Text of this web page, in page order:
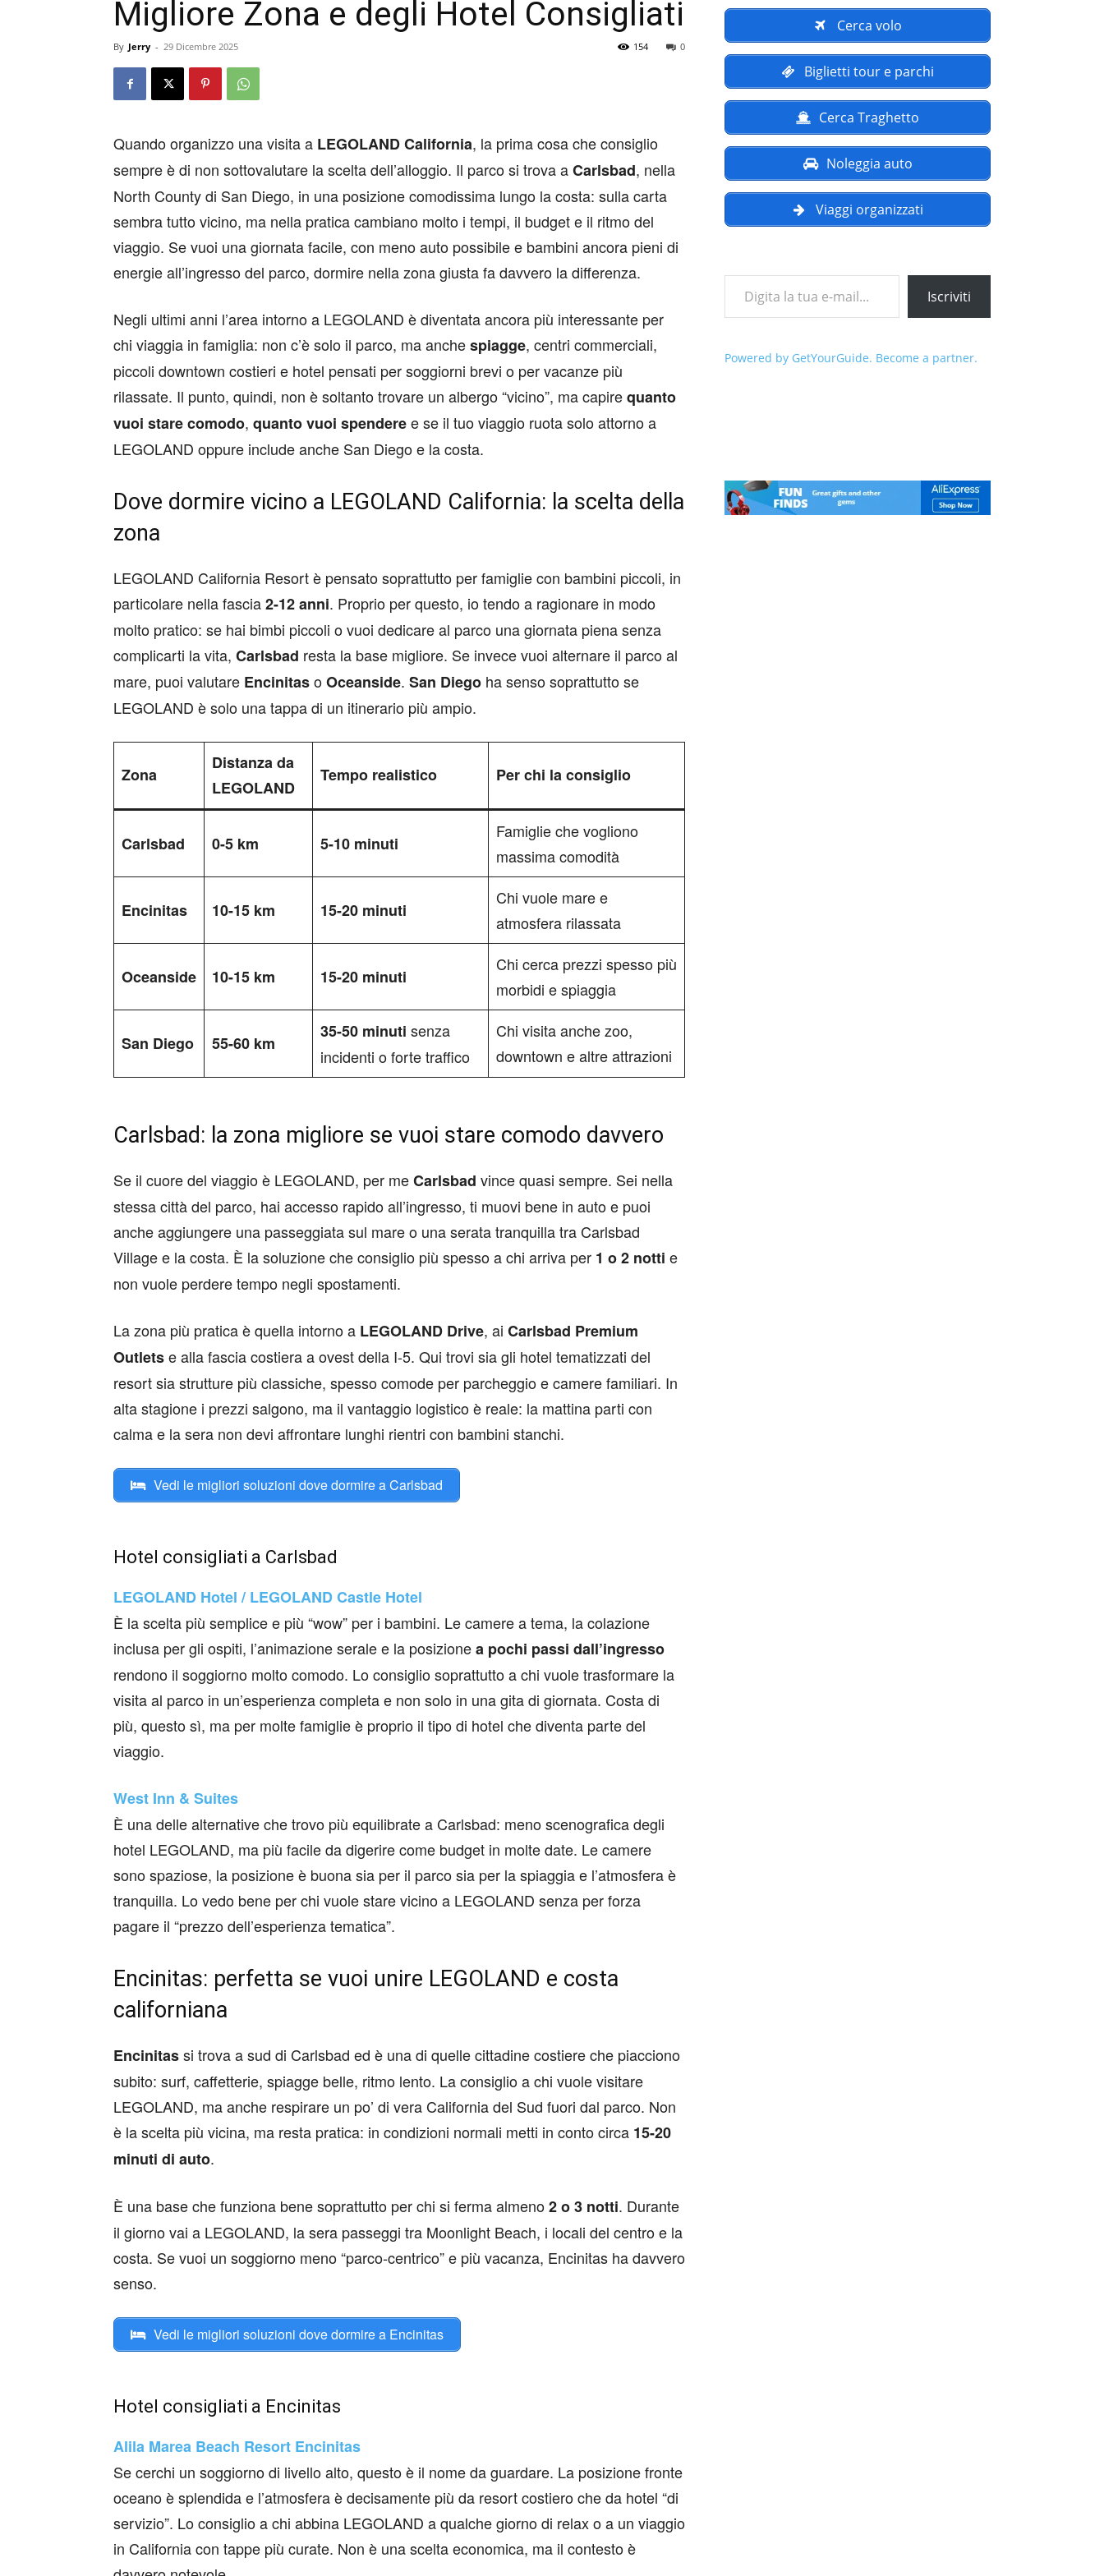
.EU
Migliore Zona e degli Hotel Consigliati
By Jerry - 29 Dicembre 2025 0
154
Quando organizzo una visita a LEGOLAND California, la prima cosa che consiglio
sempre è di non sottovalutare la scelta dell’alloggio. Il parco si trova aCarlsbad, nella
North County di San Diego, in una posizione comodissima lungo la costa: sulla carta
sembra tutto vicino, ma nella pratica cambiano molto i tempi, il budget e il ritmo del
viaggio. Se vuoi una giornata facile, con meno auto possibile e bambini ancora pieni di
energie all’ingresso del parco, dormire nella zona giusta fa davvero la differenza.
Negli ultimi anni l’area intorno a LEGOLAND è diventata ancora più interessante per
chi viaggia in famiglia: non c’è solo il parco, ma anchespiagge, centri commerciali,
piccoli downtown costieri e hotel pensati per soggiorni brevi o per vacanze più
rilassate. Il punto, quindi, non è soltanto trovare un albergo “vicino”, ma capirequanto
vuoi stare comodo, quanto vuoi spenderee se il tuo viaggio ruota solo attorno a
LEGOLAND oppure include anche San Diego e la costa.
Dove dormire vicino a LEGOLAND California: la scelta della
zona
LEGOLAND California Resort è pensato soprattutto per famiglie con bambini piccoli, in
particolare nella fascia2-12 anni. Proprio per questo, io tendo a ragionare in modo
molto pratico: se hai bimbi piccoli o vuoi dedicare al parco una giornata piena senza
complicarti la vita, Carlsbad resta la base migliore. Se invece vuoi alternare il parco al
mare, puoi valutare EncinitasoOceanside. San Diego ha senso soprattutto se
LEGOLAND è solo una tappa di un itinerario più ampio.
Zona
Distanza da
LEGOLAND
Tempo realistico Per chi la consiglio
Carlsbad 0-5 km 5-10 minuti
Famiglie che vogliono
massima comodità
Encinitas 10-15 km 15-20 minuti
Chi vuole mare e
atmosfera rilassata
Oceanside 10-15 km 15-20 minuti
Chi cerca prezzi spesso più
morbidi e spiaggia
San Diego 55-60 km
35-50 minuti senza
incidenti o forte traffico
Chi visita anche zoo,
downtown e altre attrazioni
Carlsbad: la zona migliore se vuoi stare comodo davvero
Se il cuore del viaggio è LEGOLAND, per meCarlsbad vince quasi sempre. Sei nella
stessa città del parco, hai accesso rapido all’ingresso, ti muovi bene in auto e puoi
anche aggiungere una passeggiata sul mare o una serata tranquilla tra Carlsbad
Village e la costa. È la soluzione che consiglio più spesso a chi arriva per 1 o 2 notti e
non vuole perdere tempo negli spostamenti.
La zona più pratica è quella intorno a LEGOLAND Drive, ai Carlsbad Premium
Outletse alla fascia costiera a ovest della I-5. Qui trovi sia gli hotel tematizzati del
resort sia strutture più classiche, spesso comode per parcheggio e camere familiari. In
alta stagione i prezzi salgono, ma il vantaggio logistico è reale: la mattina parti con
calma e la sera non devi affrontare lunghi rientri con bambini stanchi.
Vedi le migliori soluzioni dove dormire a Carlsbad
Hotel consigliati a Carlsbad
LEGOLAND Hotel / LEGOLAND Castle Hotel
È la scelta più semplice e più “wow” per i bambini. Le camere a tema, la colazione
inclusa per gli ospiti, l’animazione serale e la posizionea pochi passi dall’ingresso
rendono il soggiorno molto comodo. Lo consiglio soprattutto a chi vuole trasformare la
visita al parco in un’esperienza completa e non solo in una gita di giornata. Costa di
più, questo sì, ma per molte famiglie è proprio il tipo di hotel che diventa parte del
viaggio.
West Inn & Suites
È una delle alternative che trovo più equilibrate a Carlsbad: meno scenografica degli
hotel LEGOLAND, ma più facile da digerire come budget in molte date. Le camere
sono spaziose, la posizione è buona sia per il parco sia per la spiaggia e l’atmosfera è
tranquilla. Lo vedo bene per chi vuole stare vicino a LEGOLAND senza per forza
pagare il “prezzo dell’esperienza tematica”.
Encinitas: perfetta se vuoi unire LEGOLAND e costa
californiana
Encinitassi trova a sud di Carlsbad ed è una di quelle cittadine costiere che piacciono
subito: surf, caffetterie, spiagge belle, ritmo lento. La consiglio a chi vuole visitare
LEGOLAND, ma anche respirare un po’ di vera California del Sud fuori dal parco. Non
è la scelta più vicina, ma resta pratica: in condizioni normali metti in conto circa 15-20
minuti di auto.
È una base che funziona bene soprattutto per chi si ferma almeno2 o 3 notti. Durante
il giorno vai a LEGOLAND, la sera passeggi tra Moonlight Beach, i locali del centro e la
costa. Se vuoi un soggiorno meno “parco-centrico” e più vacanza, Encinitas ha davvero
senso.
Vedi le migliori soluzioni dove dormire a Encinitas
Hotel consigliati a Encinitas
Alila Marea Beach Resort Encinitas
Se cerchi un soggiorno di livello alto, questo è il nome da guardare. La posizione fronte
oceano è splendida e l’atmosfera è decisamente più da resort costiero che da hotel “di
servizio”. Lo consiglio a chi abbina LEGOLAND a qualche giorno di relax o a un viaggio
in California con tappe più curate. Non è una scelta economica, ma il contesto è
Cerca volo
Biglietti tour e parchi
Cerca Traghetto
Noleggia auto
Viaggi organizzati
Digita la tua e-mail...
Iscriviti
Powered by GetYourGuide. Become a partner.